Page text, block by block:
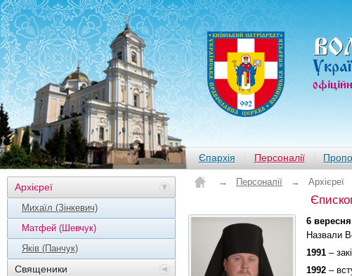
Єпархія Персоналії
Архієреї
Михаїл (Зінкевич)
Матфей (Шевчук)
Яків (Панчук)
Священики
→ Персоналії → Архієреї
6
Назвали
1991 –
1992 –